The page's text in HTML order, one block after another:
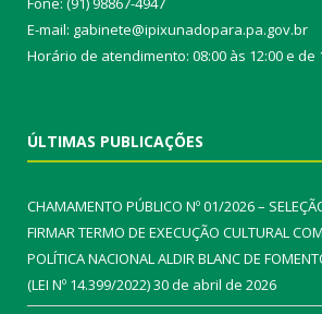
E-mail: gabinete@ipixunadopara.pa.gov.br
Horário de atendimento: 08:00 às 12:00 e de
ÚLTIMAS PUBLICAÇÕES
CHAMAMENTO PÚBLICO Nº 01/2026 –
FIRMAR TERMO DE EXECUÇÃO CULTURAL
POLÍTICA NACIONAL ALDIR BLANC DE
(LEI Nº 14.399/2022)30 de abril de 2026